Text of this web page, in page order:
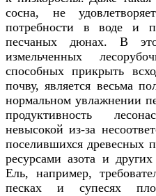
сосна, не
потребности в воде и
песчаных дюнах. В
измельченных
способных прикрыть
почву, является весьма
нормальном увлажнении
продуктивность
невысокой из-за
поселившихся древесных
ресурсами азота и
Ель, например,
песках и супесях